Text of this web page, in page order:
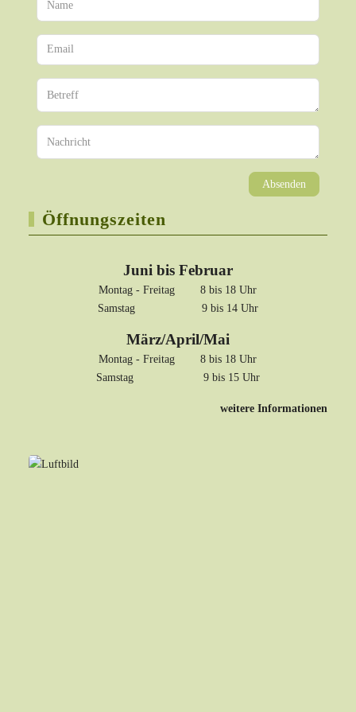
Absenden
Öffnungszeiten
Juni bis Februar
Montag - Freitag 8 bis 18 Uhr
Samstag 9 bis 14 Uhr
März/April/Mai
Montag - Freitag 8 bis 18 Uhr
Samstag 9 bis 15 Uhr
weitere Informationen